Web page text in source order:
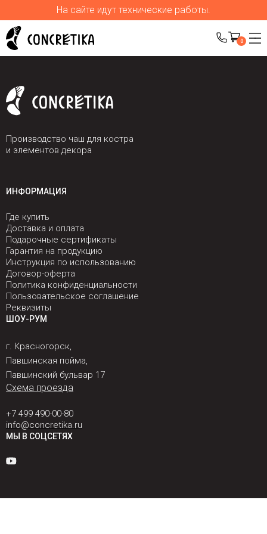
На сайте идут технические работы.
0
Производство чаш для костра
и элементов декора
ИНФОРМАЦИЯ
Где купить
Доставка и оплата
Подарочные сертификаты
Гарантия на продукцию
Инструкция по использованию
Договор-оферта
Политика конфиденциальности
Пользовательское соглашение
Реквизиты
ШОУ-РУМ
г. Красногорск,
Павшинская пойма,
Павшинский бульвар 17
Схема проезда
+7 499 490-00-80
info@concretika.ru
МЫ В СОЦСЕТЯХ